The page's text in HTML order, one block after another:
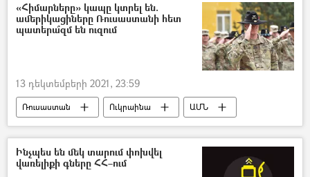
«Հիմարները» կապը կտրել են.
ամերիկացիները Ռուսաստանի հետ
պատերա՞զմ են ուզում
13 դեկտեմբերի 2021, 23:59
Ռուսաստան Ուկրաինա
ԱՄՆ
Աֆղանստան
Ինչպես են մեկ տարում փոխվել
վառելիքի գները ՀՀ–ում